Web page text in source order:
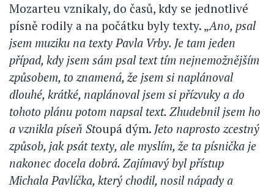
Mozarteu vznikaly, do časů, kdy se jednotlivé
písně rodily a na počátku byly texty. „Ano, psal
jsem muziku na texty Pavla Vrby. Je tam jeden
případ, kdy jsem sám psal text tím nejnemožnějším
způsobem, to znamená, že jsem si naplánoval
dlouhé, krátké, naplánoval jsem si přízvuky a do
tohoto plánu potom napsal text. Zhudebnil jsem ho
a vznikla píseň Stoupá dým. Jeto naprosto zcestný
způsob, jak psát texty, ale myslím, že ta písnička je
nakonec docela dobrá. Zajímavý byl přístup
Michala Pavlíčka, který chodil, nosil nápady a